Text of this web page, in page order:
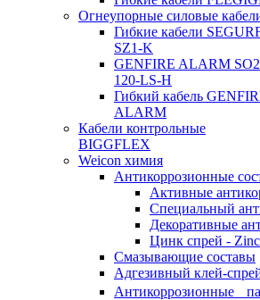
Огнеупорные силовые
Гибкие кабели
SZ1-K
GENFIRE ALARM
120-LS-H
Гибкий кабель
ALARM
Кабели контрольные
BIGGFLEX
Weicon химия
Антикоррозионные
Активные
Специальный
Декоративные
Цинк спрей -
Смазывающие составы
Адгезивный клей-
Антикоррозионные